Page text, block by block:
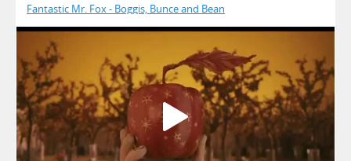
Fantastic Mr. Fox - Boggis, Bunce and Bean